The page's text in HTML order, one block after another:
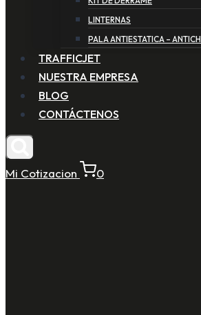
LINTERNAS
PALA ANTIESTATICA –
TRAFFICJET
NUESTRA EMPRESA
BLOG
CONTÁCTENOS
Mi Cotizacion 0